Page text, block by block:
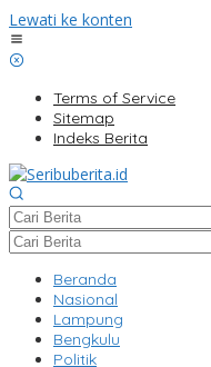
Lewati ke konten
Terms of Service
Sitemap
Indeks Berita
Beranda
Nasional
Lampung
Bengkulu
Politik